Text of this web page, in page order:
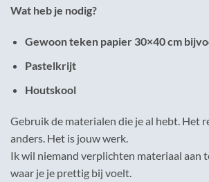
Wat heb je nodig?
Gewoon teken papier 30×40 cm
Pastelkrijt
Houtskool
Gebruik de materialen die je al hebt. Het
anders. Het is jouw werk.
Ik wil niemand verplichten materiaal aan
waar je je prettig bij voelt.